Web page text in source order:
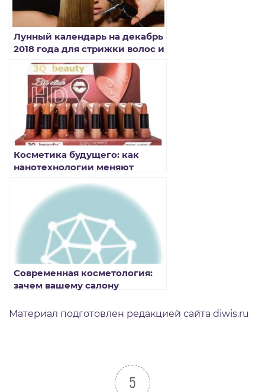
Лунный календарь на декабрь
2018 года для стрижки волос и
окрашивания
Косметика будущего: как
нанотехнологии меняют
Современная косметология:
зачем вашему салону
оборудование?
Материал подготовлен редакцией сайта diwis.ru
5